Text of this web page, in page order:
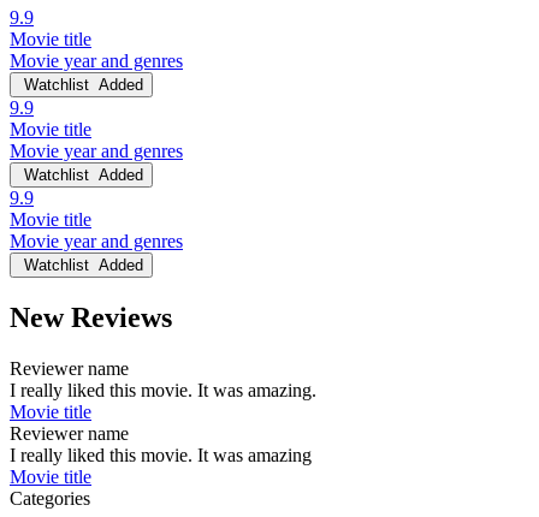
9.9
Movie title
Movie year and genres
Watchlist Added
9.9
Movie title
Movie year and genres
Watchlist Added
9.9
Movie title
Movie year and genres
Watchlist Added
New Reviews
Reviewer name
I really liked this movie. It was amazing.
Movie title
Reviewer name
I really liked this movie. It was amazing
Movie title
Categories